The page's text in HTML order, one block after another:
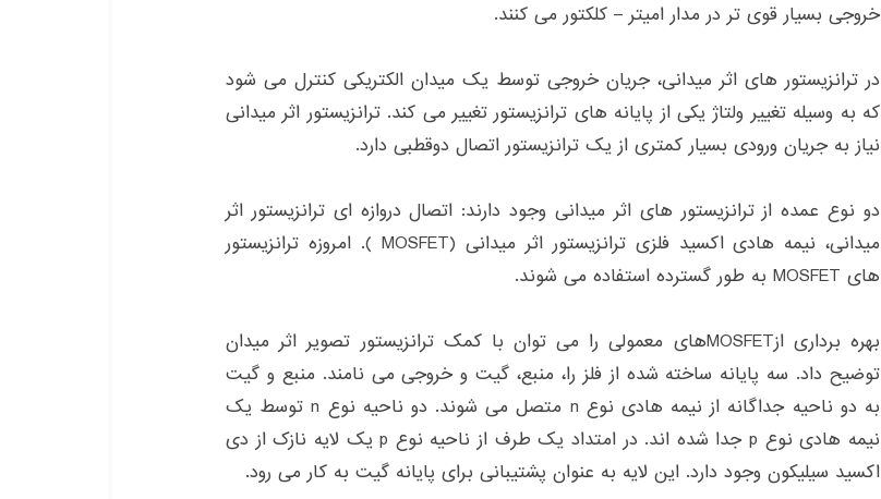
خروجی بسیار قوی تر در مدار امیتر – کلکتور می کنند.
در ترانزیستور های اثر میدانی، جریان خروجی توسط یک میدان الکتریکی کنترل می شود
که به وسیله تغییر ولتاژ یکی از پایانه های ترانزیستور تغییر می کند. ترانزیستور اثر میدانی
نیاز به جریان ورودی بسیار کمتری از یک ترانزیستور اتصال دوقطبی دارد.
دو نوع عمده از ترانزیستور های اثر میدانی وجود دارند: اتصال دروازه ای ترانزیستور اثر
میدانی، نیمه هادی اکسید فلزی ترانزیستور اثر میدانی (MOSFET ). امروزه ترانزیستور
های MOSFET به طور گسترده استفاده می شوند.
بهره برداری ازMOSFETهای معمولی را می توان با کمک ترانزیستور تصویر اثر میدان
توضیح داد. سه پایانه ساخته شده از فلز را، منبع، گیت و خروجی می نامند. منبع و گیت
به دو ناحیه جداگانه از نیمه هادی نوع n متصل می شوند. دو ناحیه نوع n توسط یک
نیمه هادی نوع p جدا شده اند. در امتداد یک طرف از ناحیه نوع p یک لایه نازک از دی
اکسید سیلیکون وجود دارد. این لایه به عنوان پشتیبانی برای پایانه گیت به کار می رود.